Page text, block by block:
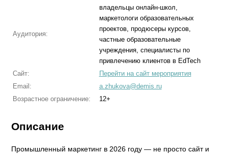
Аудитория:
владельцы онлайн-школ,
маркетологи образовательных
проектов, продюсеры курсов,
частные образовательные
учреждения, специалисты по
привлечению клиентов в EdTech
Сайт:
Перейти на сайт мероприятия
Email:
a.zhukova@demis.ru
Возрастное ограничение:
12+
Описание
Промышленный маркетинг в 2026 году — не просто сайт и